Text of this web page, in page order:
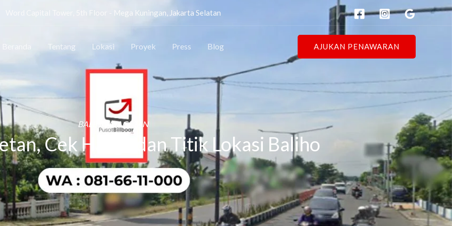
Word Capital Tower, 5th Floor - Mega Kuningan, Jakarta Selatan
Tentang Lokasi Proyek Press Blog AJUKAN PENAWARAN
BALIHO MAGETAN
Cek Harga dan Titik Lokasi Baliho